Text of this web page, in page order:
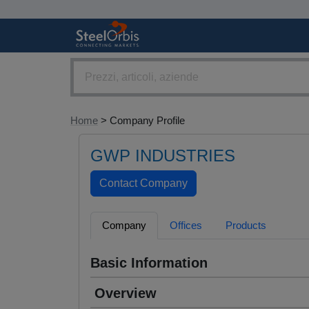
Home > Company Profile
GWP INDUSTRIES
Company Offices Products
Basic Information
Overview